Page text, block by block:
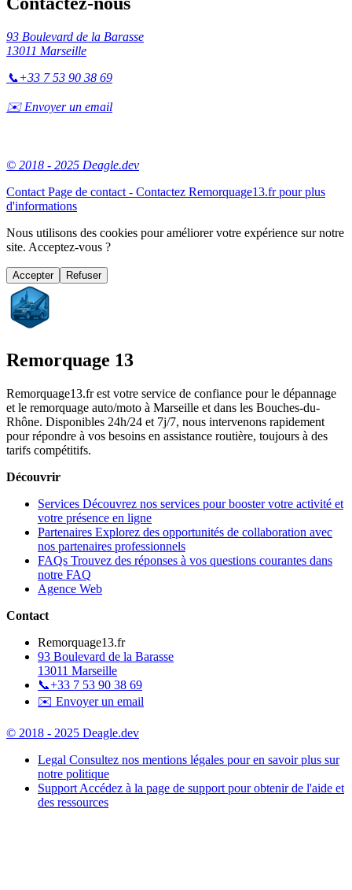
93 Boulevard de la Barasse
13011 Marseille
📞+33 7 53 90 38 69
✉️ Envoyer un email
© 2018 - 2025 Deagle.dev
Contact Page de contact - Contactez Remorquage13.fr pour plus
d'informations
Nous utilisons des cookies pour améliorer votre expérience sur notre
site. Acceptez-vous ?
Accepter Refuser
Remorquage 13
Remorquage13.fr est votre service de confiance pour le dépannage
et le remorquage auto/moto à Marseille et dans les Bouches-du-
Rhône. Disponibles 24h/24 et 7j/7, nous intervenons rapidement
pour répondre à vos besoins en assistance routière, toujours à des
tarifs compétitifs.
Découvrir
Services Découvrez nos services pour booster votre activité et
votre présence en ligne
Partenaires Explorez des opportunités de collaboration avec
nos partenaires professionnels
FAQs Trouvez des réponses à vos questions courantes dans
notre FAQ
Agence Web
Contact
Remorquage13.fr
93 Boulevard de la Barasse
13011 Marseille
📞+33 7 53 90 38 69
✉️ Envoyer un email
© 2018 - 2025 Deagle.dev
Legal Consultez nos mentions légales pour en savoir plus sur
notre politique
Support Accédez à la page de support pour obtenir de l'aide et
des ressources